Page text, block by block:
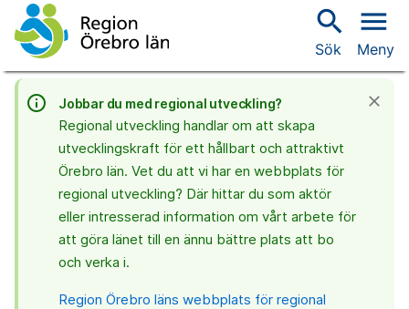
search
Sök
menu
Meny
info_outline
Jobbar du med regional utveckling?
Regional utveckling handlar om att skapa
utvecklingskraft för ett hållbart och attraktivt
Örebro län. Vet du att vi har en webbplats för
regional utveckling? Där hittar du som aktör
eller intresserad information om vårt arbete för
att göra länet till en ännu bättre plats att bo
och verka i.
Region Örebro läns webbplats för regional
close